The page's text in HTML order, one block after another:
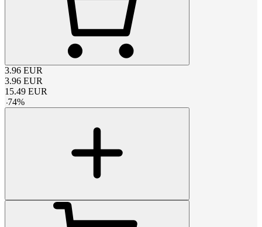
3.96 EUR
3.96 EUR
15.49 EUR
-74%